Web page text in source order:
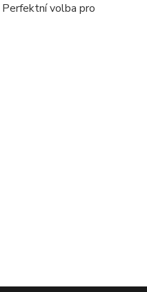
volba pro